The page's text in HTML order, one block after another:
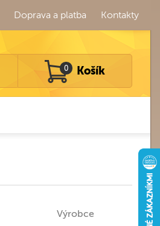
Doprava a platba Kontakty
0 Košík
Výrobce